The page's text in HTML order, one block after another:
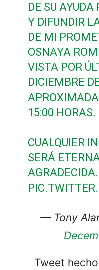
DE SU
Y DIFUNDIR
DE MI
OSNAYA
VISTA POR
DICIEMBRE
15:00 HORAS.
CUALQUIER
SERÁ
AGRADECIDA.
— Tony
Tweet